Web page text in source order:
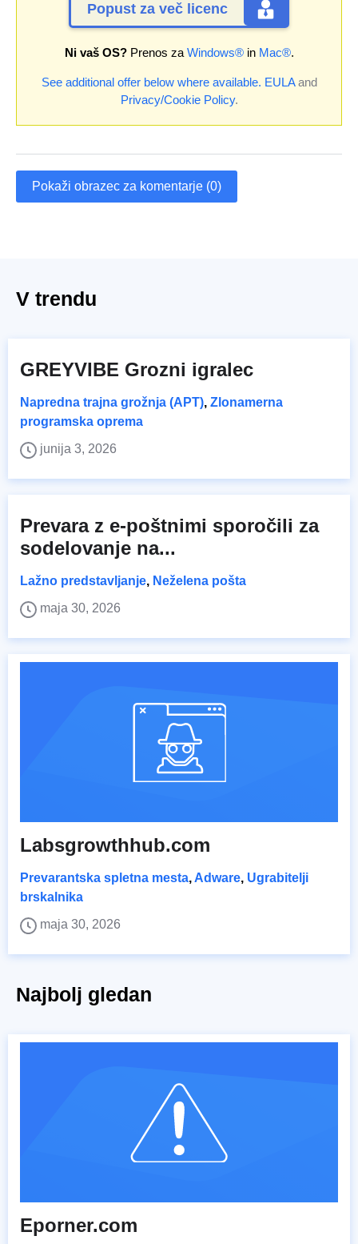
Popust za več licenc
Ni vaš OS?Prenos za Windows®in Mac®.
See additional offer below where available. EULAand
Privacy/Cookie Policy.
Pokaži obrazec za komentarje (0)
V trendu
GREYVIBE Grozni igralec
Napredna trajna grožnja (APT), Zlonamerna
programska oprema
junija 3, 2026
Prevara z e-poštnimi sporočili za
sodelovanje na...
Lažno predstavljanje, Neželena pošta
maja 30, 2026
Labsgrowthhub.com
Prevarantska spletna mesta, Adware, Ugrabitelji
brskalnika
maja 30, 2026
Najbolj gledan
Eporner.com